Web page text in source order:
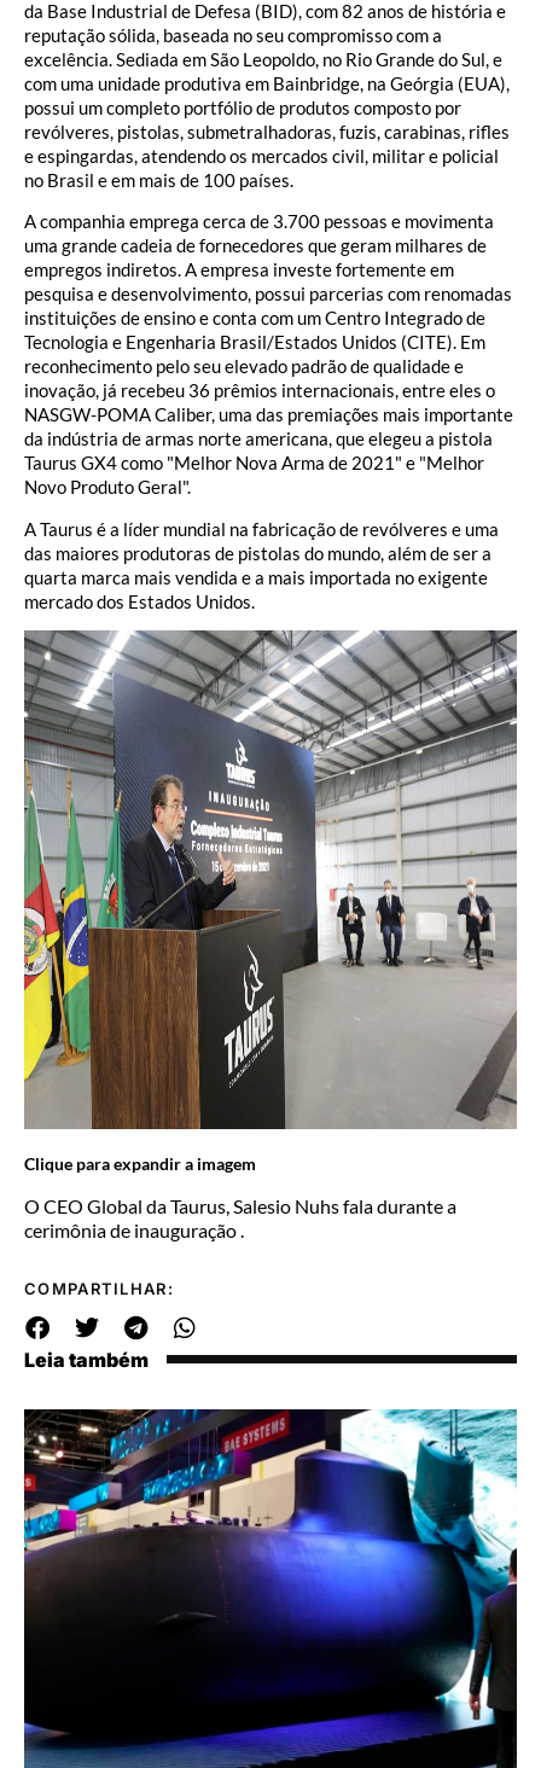
da Base Industrial de Defesa (BID), com 82 anos de história e
reputação sólida, baseada no seu compromisso com a
excelência. Sediada em São Leopoldo, no Rio Grande do Sul, e
com uma unidade produtiva em Bainbridge, na Geórgia (EUA),
possui um completo portfólio de produtos composto por
revólveres, pistolas, submetralhadoras, fuzis, carabinas, rifles
e espingardas, atendendo os mercados civil, militar e policial
no Brasil e em mais de 100 países.
A companhia emprega cerca de 3.700 pessoas e movimenta
uma grande cadeia de fornecedores que geram milhares de
empregos indiretos. A empresa investe fortemente em
pesquisa e desenvolvimento, possui parcerias com renomadas
instituições de ensino e conta com um Centro Integrado de
Tecnologia e Engenharia Brasil/Estados Unidos (CITE). Em
reconhecimento pelo seu elevado padrão de qualidade e
inovação, já recebeu 36 prêmios internacionais, entre eles o
NASGW-POMA Caliber, uma das premiações mais importante
da indústria de armas norte americana, que elegeu a pistola
Taurus GX4 como "Melhor Nova Arma de 2021" e "Melhor
Novo Produto Geral".
A Taurus é a líder mundial na fabricação de revólveres e uma
das maiores produtoras de pistolas do mundo, além de ser a
quarta marca mais vendida e a mais importada no exigente
mercado dos Estados Unidos.
Clique para expandir a imagem
O CEO Global da Taurus, Salesio Nuhs fala durante a
cerimônia de inauguração .
COMPARTILHAR:
Leia também